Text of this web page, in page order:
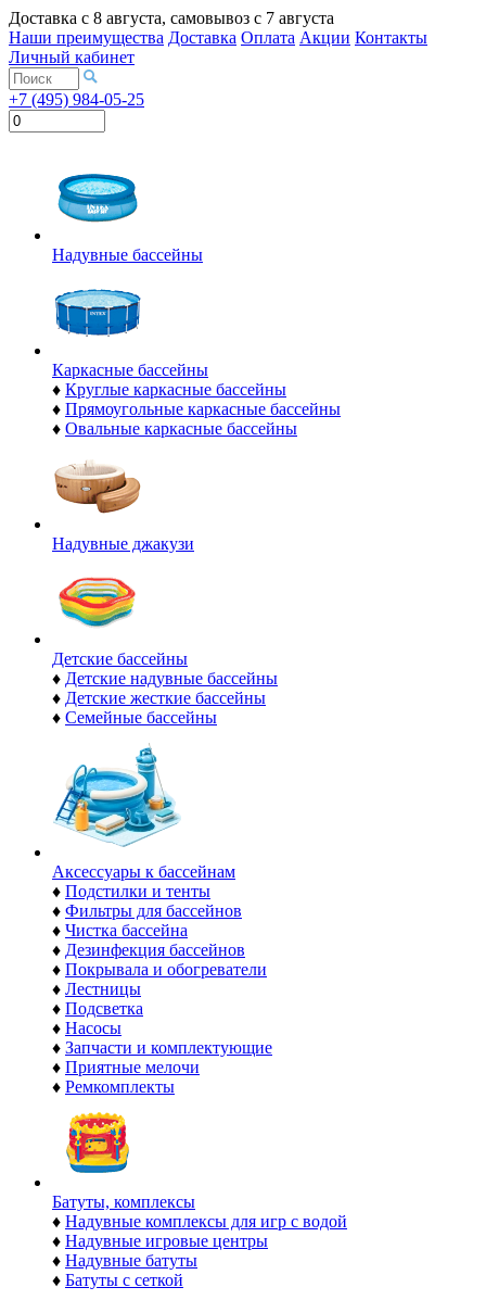
Доставка с 8 августа, самовывоз с 7 августа
Наши преимущества Доставка Оплата Акции Контакты
Личный кабинет
+7 (495) 984-05-25
Надувные бассейны
Каркасные бассейны
♦ Круглые каркасные бассейны
♦ Прямоугольные каркасные бассейны
♦ Овальные каркасные бассейны
Надувные джакузи
Детские бассейны
♦ Детские надувные бассейны
♦ Детские жесткие бассейны
♦ Семейные бассейны
Аксессуары к бассейнам
♦ Подстилки и тенты
♦ Фильтры для бассейнов
♦ Чистка бассейна
♦ Дезинфекция бассейнов
♦ Покрывала и обогреватели
♦ Лестницы
♦ Подсветка
♦ Насосы
♦ Запчасти и комплектующие
♦ Приятные мелочи
♦ Ремкомплекты
Батуты, комплексы
♦ Надувные комплексы для игр с водой
♦ Надувные игровые центры
♦ Надувные батуты
♦ Батуты с сеткой